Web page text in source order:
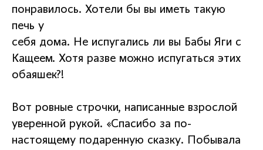
понравилось. Хотели бы вы иметь такую
печь у
себя дома. Не испугались ли вы Бабы Яги с
Кащеем. Хотя разве можно испугаться этих
обаяшек?!
Вот ровные строчки, написанные взрослой
уверенной рукой. «Спасибо за по-
настоящему подаренную сказку. Побывала